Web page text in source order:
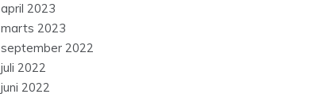
april 2023
marts 2023
september 2022
juli 2022
juni 2022